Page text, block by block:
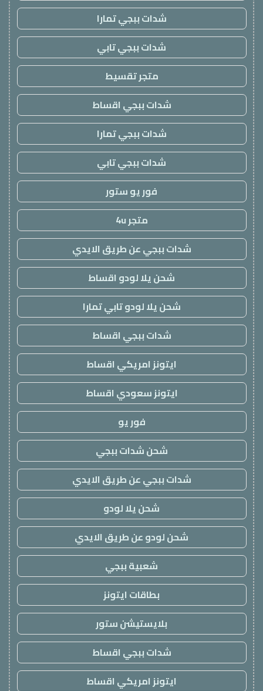
شدات ببجي تمارا
شدات ببجي تابي
متجر تقسيط
شدات ببجي اقساط
شدات ببجي تمارا
شدات ببجي تابي
فور يو ستور
متجر 4u
شدات ببجي عن طريق الايدي
شحن يلا لودو اقساط
شحن يلا لودو تابي تمارا
شدات ببجي اقساط
ايتونز امريكي اقساط
ايتونز سعودي اقساط
فور يو
شحن شدات ببجي
شدات ببجي عن طريق الايدي
شحن يلا لودو
شحن لودو عن طريق الايدي
شعبية ببجي
بطاقات ايتونز
بلايستيشن ستور
شدات ببجي اقساط
ايتونز امريكي اقساط